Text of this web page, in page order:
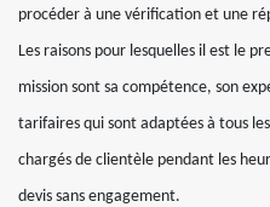
procéder à une vérification et une
Les raisons pour lesquelles il est le
mission sont sa compétence, son
tarifaires qui sont adaptées à tous
chargés de clientèle pendant les
devis sans engagement.